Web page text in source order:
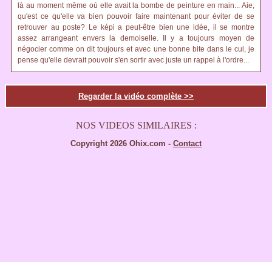
là au moment même où elle avait la bombe de peinture en main... Aie,
qu'est ce qu'elle va bien pouvoir faire maintenant pour éviter de se
retrouver au poste? Le képi a peut-être bien une idée, il se montre
assez arrangeant envers la demoiselle. Il y a toujours moyen de
négocier comme on dit toujours et avec une bonne bite dans le cul, je
pense qu'elle devrait pouvoir s'en sortir avec juste un rappel à l'ordre...
Regarder la vidéo complète >>
NOS VIDEOS SIMILAIRES :
Copyright 2026 Ohix.com - Contact